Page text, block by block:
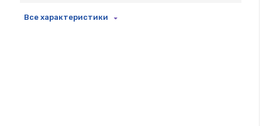
Все характеристики